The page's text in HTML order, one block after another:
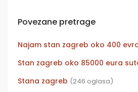
Povezane pretrage
Najam stan zagreb oko 400
Stan zagreb oko 85000 eura
Stana zagreb (246 oglasa)